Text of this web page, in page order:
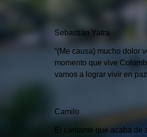
Sebastián Yatra
“(Me causa) mucho dolor
momento que vive
vamos a lograr vivir en
Camilo
El cantante que acaba de